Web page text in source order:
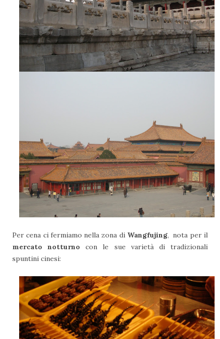
Per cena ci fermiamo nella zona di Wangfujing, nota per il
mercato notturno con le sue varietà di tradizionali
spuntini cinesi: